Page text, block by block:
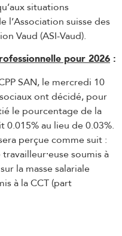
situations
l’Association suisse des
Vaud (ASI-Vaud).
pour 2026 :
SAN, le mercredi 10
ont décidé, pour
le pourcentage de la
au lieu de 0.03%.
perçue comme suit :
soumis à
la masse salariale
à la CCT (part